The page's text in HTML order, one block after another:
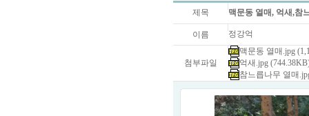
제목 맥문동 열매, 억새,참
이름 정강억
첨부파일
맥문동 열매.jpg
억새.jpg
참느릅나무 열매